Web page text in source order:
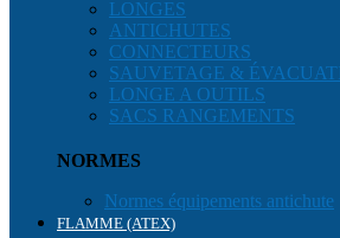
LONGES
ANTICHUTES
CONNECTEURS
SAUVETAGE &
LONGE A OUTILS
SACS RANGEMENTS
NORMES
Normes équipements antichute
FLAMME (ATEX)